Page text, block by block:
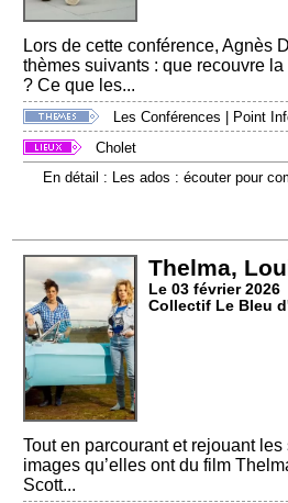
Lors de cette conférence, Agnès
thèmes suivants : que recouvre
? Ce que les...
Les Conférences
Point
Cholet
En détail : Les ados : écouter pour
Thelma,
Le 03 février 2026
Collectif Le Bleu
Tout en parcourant et rejouant
images qu’elles ont du film
Scott...